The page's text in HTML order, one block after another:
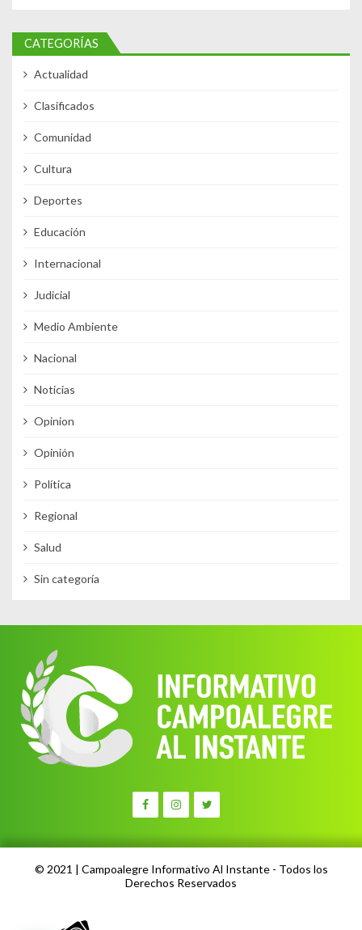
CATEGORÍAS
Actualidad
Clasificados
Comunidad
Cultura
Deportes
Educación
Internacional
Judicial
Medio Ambiente
Nacional
Noticias
Opinion
Opinión
Política
Regional
Salud
Sin categoría
© 2021 | Campoalegre Informativo Al Instante - Todos los
Derechos Reservados